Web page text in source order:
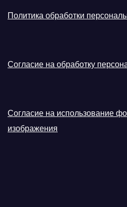
Политика обработки
Согласие на обработку
Согласие на использование
изображения